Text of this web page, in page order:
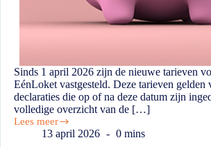
Sinds 1 april 2026 zijn de nieuwe tarieven
EénLoket vastgesteld. Deze tarieven gelden
declaraties die op of na deze datum zijn
volledige overzicht van de […]
Lees meer
13 april 2026 0 mins